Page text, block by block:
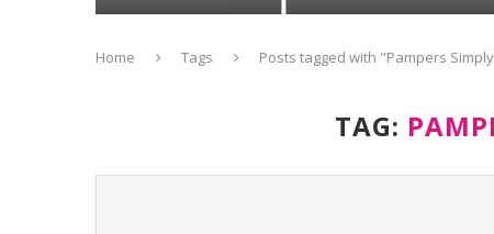
Home Tags Posts tagged with "Pampers
TAG: